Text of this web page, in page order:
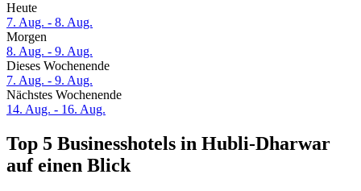
Heute
7. Aug. - 8. Aug.
Morgen
8. Aug. - 9. Aug.
Dieses Wochenende
7. Aug. - 9. Aug.
Nächstes Wochenende
14. Aug. - 16. Aug.
Top 5 Businesshotels in Hubli-Dharwar
auf einen Blick